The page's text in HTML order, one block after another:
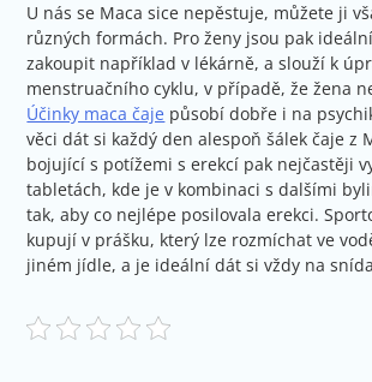
U nás se Maca sice nepěstuje, můžete ji
různých formách. Pro ženy jsou pak
zakoupit například v lékárně, a slouží k
menstruačního cyklu, v případě, že žena
Účinky maca čaje působí dobře i na
věci dát si každý den alespoň šálek čaje z
bojující s potížemi s erekcí pak nejčastěji
tabletách, kde je v kombinaci s dalšími
tak, aby co nejlépe posilovala erekci.
kupují v prášku, který lze rozmíchat ve
jiném jídle, a je ideální dát si vždy na